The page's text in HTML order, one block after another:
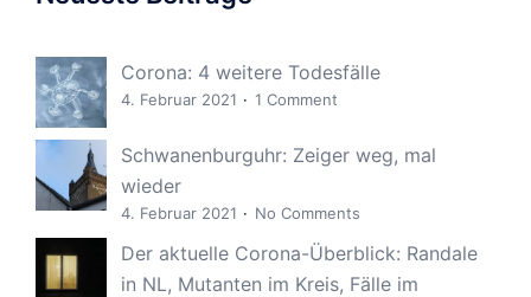
Corona: 4 weitere Todesfälle
4. Februar 2021 1 Comment
Schwanenburguhr: Zeiger weg, mal
wieder
4. Februar 2021 No Comments
Der aktuelle Corona-Überblick: Randale
in NL, Mutanten im Kreis, Fälle im